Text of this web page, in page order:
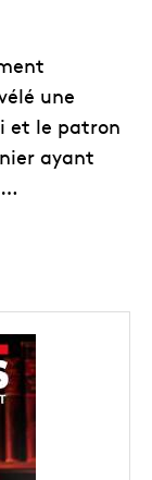
une
et le patron
ayant